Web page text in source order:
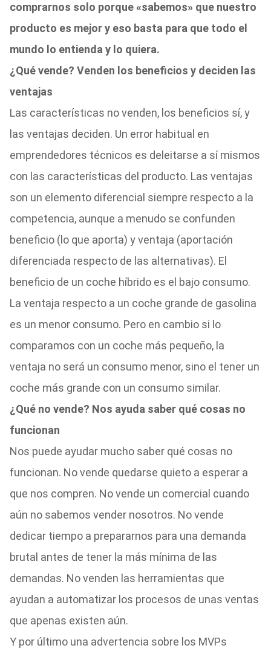
comprarnos solo porque «sabemos» que nuestro
producto es mejor y eso basta para que todo el
mundo lo entienda y lo quiera.
¿Qué vende? Venden los beneficios y deciden las
ventajas
Las características no venden, los beneficios sí, y
las ventajas deciden. Un error habitual en
emprendedores técnicos es deleitarse a sí mismos
con las características del producto. Las ventajas
son un elemento diferencial siempre respecto a la
competencia, aunque a menudo se confunden
beneficio (lo que aporta) y ventaja (aportación
diferenciada respecto de las alternativas). El
beneficio de un coche híbrido es el bajo consumo.
La ventaja respecto a un coche grande de gasolina
es un menor consumo. Pero en cambio si lo
comparamos con un coche más pequeño, la
ventaja no será un consumo menor, sino el tener un
coche más grande con un consumo similar.
¿Qué no vende? Nos ayuda saber qué cosas no
funcionan
Nos puede ayudar mucho saber qué cosas no
funcionan. No vende quedarse quieto a esperar a
que nos compren. No vende un comercial cuando
aún no sabemos vender nosotros. No vende
dedicar tiempo a prepararnos para una demanda
brutal antes de tener la más mínima de las
demandas. No venden las herramientas que
ayudan a automatizar los procesos de unas ventas
que apenas existen aún.
Y por último una advertencia sobre los MVPs